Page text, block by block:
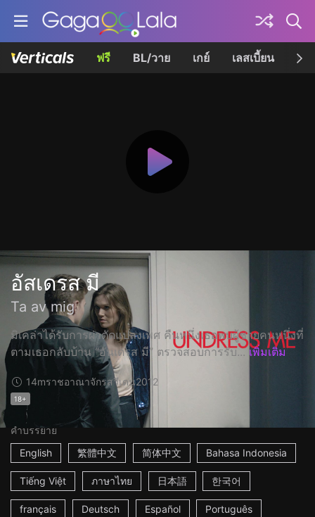
ฟรี BL/วาย เกย์ เลสเบี้ยน เค
อัสเดรส มี
Ta av mig
มิเคล่าได้รับการผ่าตัดแปลงเพศ คืนหนึ่งเธอพบผู้ชายคนหนึ่งที่
ตามเธอกลับบ้าน “อันเดรส มี” ตรวจสอบการรับ... เพิ่มเติม
14mราชอาณาจักรสวีเดน2012
18+
คำบรรยาย
English
繁體中文 简体中文 Bahasa Indonesia
Tiếng Việt ภาษาไทย 日本語 한국어
français Deutsch Español Português